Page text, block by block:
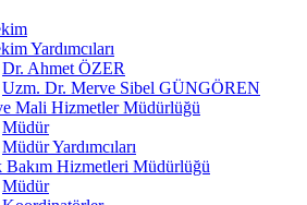
Yardımcıları
Dr. Ahmet ÖZER
Uzm. Dr. Merve Sibel GÜNGÖREN
Mali Hizmetler Müdürlüğü
Müdür
Müdür Yardımcıları
Bakım Hizmetleri Müdürlüğü
Müdür